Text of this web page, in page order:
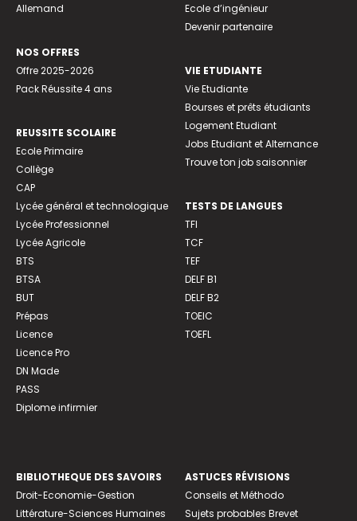
Allemand
NOS OFFRES
Offre 2025-2026
Pack Réussite 4 ans
REUSSITE SCOLAIRE
Ecole Primaire
Collège
CAP
Lycée général et technologique
Lycée Professionnel
Lycée Agricole
BTS
BTSA
BUT
Prépas
Licence
Licence Pro
DN Made
PASS
Diplome infirmier
Ecole d’ingénieur
Devenir partenaire
VIE ETUDIANTE
Vie Etudiante
Bourses et prêts étudiants
Logement Etudiant
Jobs Etudiant et Alternance
Trouve ton job saisonnier
TESTS DE LANGUES
TFI
TCF
TEF
DELF B1
DELF B2
TOEIC
TOEFL
BIBLIOTHEQUE DES SAVOIRS
Droit-Economie-Gestion
Littérature-Sciences Humaines
ASTUCES RÉVISIONS
Conseils et Méthodo
Sujets probables Brevet